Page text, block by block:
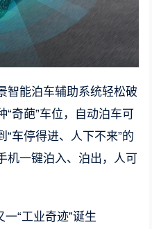
智能泊车辅助系统轻松破
奇葩”车位，自动泊车可
车停得进、人下不来”的
机一键泊入、泊出，人可
“工业奇迹”诞生